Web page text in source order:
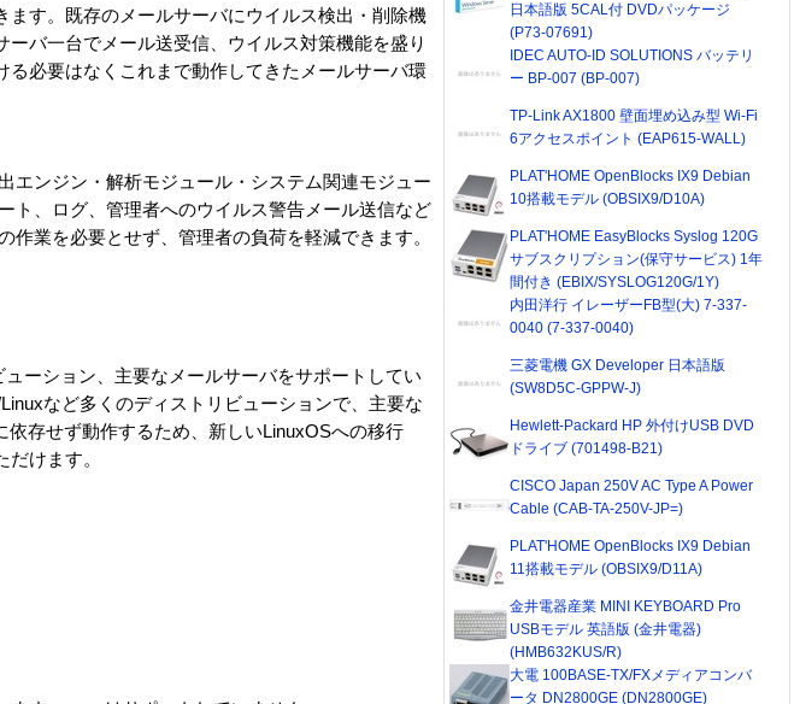
す。既存のメールサーバにウイルス検出・削除機
バ一台でメール送受信、ウイルス対策機能を盛り
必要はなくこれまで動作してきたメールサーバ環
エンジン・解析モジュール・システム関連モジュー
ト、ログ、管理者へのウイルス警告メール送信など
業を必要とせず、管理者の負荷を軽減できます。
ーション、主要なメールサーバをサポートしてい
など多くのディストリビューションで、主要な
依存せず動作するため、新しいLinuxOSへの移行
けます。
日本語版 5CAL付 DVDパッケージ
(P73-07691)
IDEC AUTO-ID SOLUTIONS バッテリ
ー BP-007 (BP-007)
TP-Link AX1800 壁面埋め込み型 Wi-Fi
6アクセスポイント (EAP615-WALL)
PLAT'HOME OpenBlocks IX9 Debian
10搭載モデル (OBSIX9/D10A)
PLAT'HOME EasyBlocks Syslog 120G
サブスクリプション(保守サービス) 1年
間付き (EBIX/SYSLOG120G/1Y)
内田洋行 イレーザーFB型(大) 7-337-
0040 (7-337-0040)
三菱電機 GX Developer 日本語版
(SW8D5C-GPPW-J)
Hewlett-Packard HP 外付けUSB DVD
ドライブ (701498-B21)
CISCO Japan 250V AC Type A Power
Cable (CAB-TA-250V-JP=)
PLAT'HOME OpenBlocks IX9 Debian
11搭載モデル (OBSIX9/D11A)
金井電器産業 MINI KEYBOARD Pro
USBモデル 英語版 (金井電器)
(HMB632KUS/R)
大電 100BASE-TX/FXメディアコンバ
ータ DN2800GE (DN2800GE)